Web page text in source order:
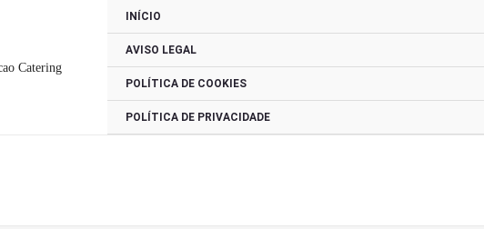
Catering
INÍCIO
AVISO LEGAL
POLÍTICA DE COOKIES
POLÍTICA DE PRIVACIDADE